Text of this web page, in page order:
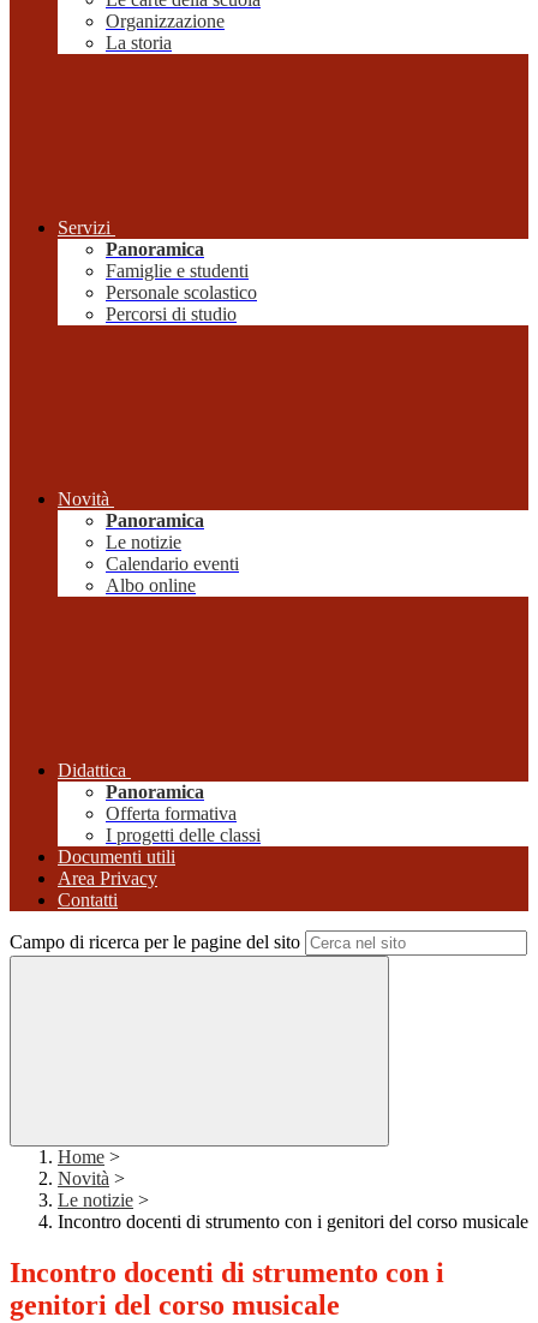
Organizzazione
La storia
Servizi
Panoramica
Famiglie e studenti
Personale scolastico
Percorsi di studio
Novità
Panoramica
Le notizie
Calendario eventi
Albo online
Didattica
Panoramica
Offerta formativa
I progetti delle classi
Documenti utili
Area Privacy
Contatti
Campo di ricerca per le pagine del sito
Home >
Novità >
Le notizie >
Incontro docenti di strumento con i genitori del corso musicale
Incontro docenti di strumento con i
genitori del corso musicale